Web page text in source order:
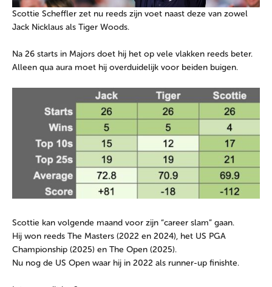
Scottie Scheffler zet nu reeds zijn voet naast deze van zowel
Jack Nicklaus als Tiger Woods.
Na 26 starts in Majors doet hij het op vele vlakken reeds beter.
Alleen qua aura moet hij overduidelijk voor beiden buigen.
Scottie kan volgende maand voor zijn “career slam” gaan.
Hij won reeds The Masters (2022 en 2024), het US PGA
Championship (2025) en The Open (2025).
Nu nog de US Open waar hij in 2022 als runner-up finishte.